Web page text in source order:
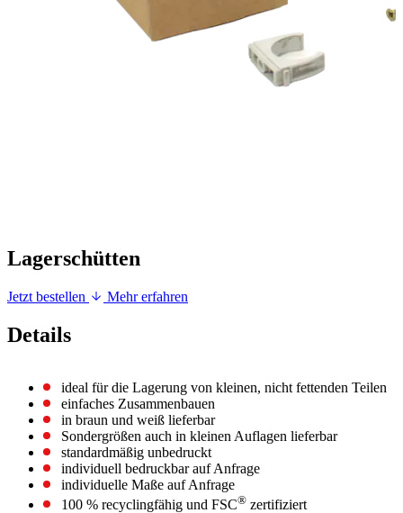
Lagerschütten
Jetzt bestellen Mehr erfahren
Details
ideal für die Lagerung von kleinen, nicht fettenden Teilen
einfaches Zusammenbauen
in braun und weiß lieferbar
Sondergrößen auch in kleinen Auflagen lieferbar
standardmäßig unbedruckt
individuell bedruckbar auf Anfrage
individuelle Maße auf Anfrage
100 % recyclingfähig und FSC® zertifiziert